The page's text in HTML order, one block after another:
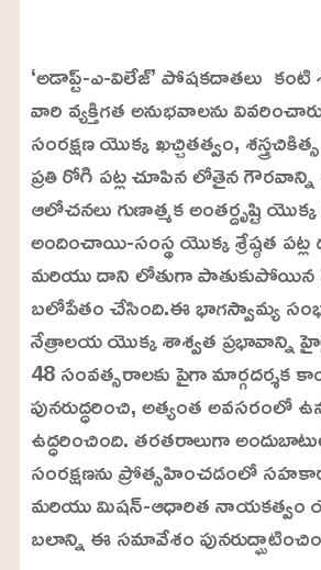
U
n
m
u
t
e
a
d
e
d
2
.
9
9
%
‘అడాప్ట్-ఎ-విలేజ్’ పోషకదాతలు కంటి
వారి వ్యక్తిగత అనుభవాలను
సంరక్షణ యొక్క ఖచ్చితత్వం,
ప్రతి రోగి పట్ల చూపిన లోతైన
ఆలోచనలు గుణాత్మక అంతర్దృష్టి
అందించాయి-సంస్థ యొక్క శ్రేష్ఠత పట్ల
మరియు దాని లోతుగా పాతుకుపోయిన
బలోపేతం చేసింది.ఈ భాగస్వామ్య
నేత్రాలయ యొక్క శాశ్వత ప్రభావాన్ని
48 సంవత్సరాలకు పైగా మార్గదర్శక
పునరుద్ధరించి, అత్యంత అవసరంలో
ఉద్ధరించింది. తరతరాలుగా
సంరక్షణను ప్రోత్సహించడంలో
మరియు మిషన్-ఆధారిత నాయకత్వం
బలాన్ని ఈ సమావేశం